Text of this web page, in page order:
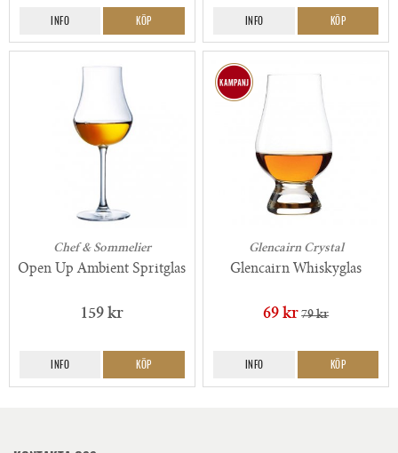
INFO KÖP INFO KÖP
Chef & Sommelier
Open Up Ambient Spritglas
159 kr
INFO KÖP
Glencairn Crystal
Glencairn Whiskyglas
69 kr 79 kr
INFO KÖP